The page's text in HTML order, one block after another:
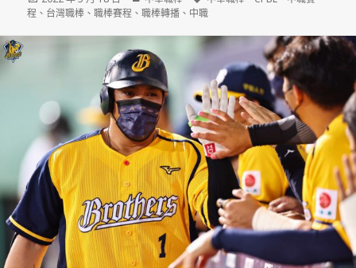
佈
類
籤
程 、 台灣職棒 、職棒賽程 、職棒轉播 、 中職